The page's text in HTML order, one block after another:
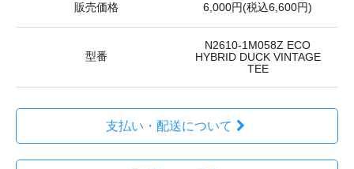
販売価格 6,000円(税込6,600円)
型番
N2610-1M058Z ECO
HYBRID DUCK VINTAGE
TEE
支払い・配送について